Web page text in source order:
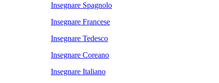
Insegnare Spagnolo
Insegnare Francese
Insegnare Tedesco
Insegnare Coreano
Insegnare Italiano